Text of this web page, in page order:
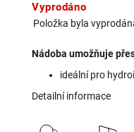
Vyprodáno
Položka byla
Nádoba umožňuje
ideální pro
Detailní informace